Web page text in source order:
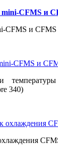
CFMS и CFMS
340)